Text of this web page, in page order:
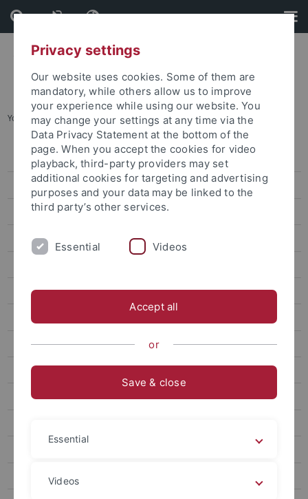
Skip
to
content
Skip
to
footer
You are here: Startseite ... Simon Drescher
Aktuelles
Veröffentlichungen
Forschung
Qualifizierung und Gleichstellung
Antragsteller*innen
Post-Doc
Kollegiaten und Assoziierte
Mitarbeiter*innen
Alumni*ae
Martina Bross
Privacy settings
Our website uses cookies. Some of them are
mandatory, while others allow us to improve
your experience while using our website. You
may change your settings at any time via the
Data Privacy Statement at the bottom of the
page. When you accept the cookies for video
playback, third-party providers may set
additional cookies for targeting and advertising
purposes and your data may be linked to the
third party’s other services.
Essential Videos
Accept all
or
Save & close
Essential
Videos